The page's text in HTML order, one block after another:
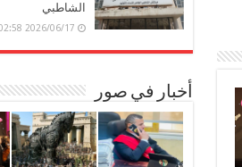
الشاطبي
2026/06/17 10:02:58 صباحًا
أخبار في صور